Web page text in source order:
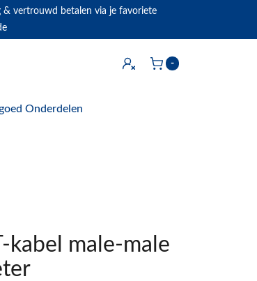
& vertrouwd betalen via je favoriete
Inloggen -
Onderdelen
kabel male-male